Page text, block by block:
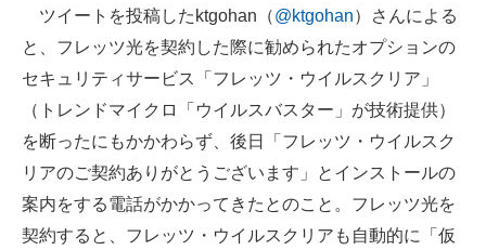
製造業のIT導入・活用を支援
モノづくり技術者専門サイト
エレクトロニクス専門サイト
電子設計の基本と応用
エネルギーの専門メディア
建設×テクノロジーの最前線
ツイートを投稿したktgohan（@ktgohan）さんによる
と、フレッツ光を契約した際に勧められたオプションの
セキュリティサービス「フレッツ・ウイルスクリア」
（トレンドマイクロ「ウイルスバスター」が技術提供）
を断ったにもかかわらず、後日「フレッツ・ウイルスク
リアのご契約ありがとうございます」とインストールの
案内をする電話がかかってきたとのこと。フレッツ光を
契約すると、フレッツ・ウイルスクリアも自動的に「仮